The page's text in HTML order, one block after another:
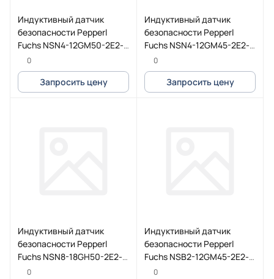
Индуктивный датчик
безопасности Pepperl
Fuchs NSN4-12GM50-2E2-
S2D2
0
Запросить цену
Индуктивный датчик
безопасности Pepperl
Fuchs NSN4-12GM45-2E2-
V1-M1-S2D2
0
Запросить цену
Индуктивный датчик
безопасности Pepperl
Fuchs NSN8-18GH50-2E2-
PUR-S2D2
0
Индуктивный датчик
безопасности Pepperl
Fuchs NSB2-12GM45-2E2-
V1-M1-S2D2
0